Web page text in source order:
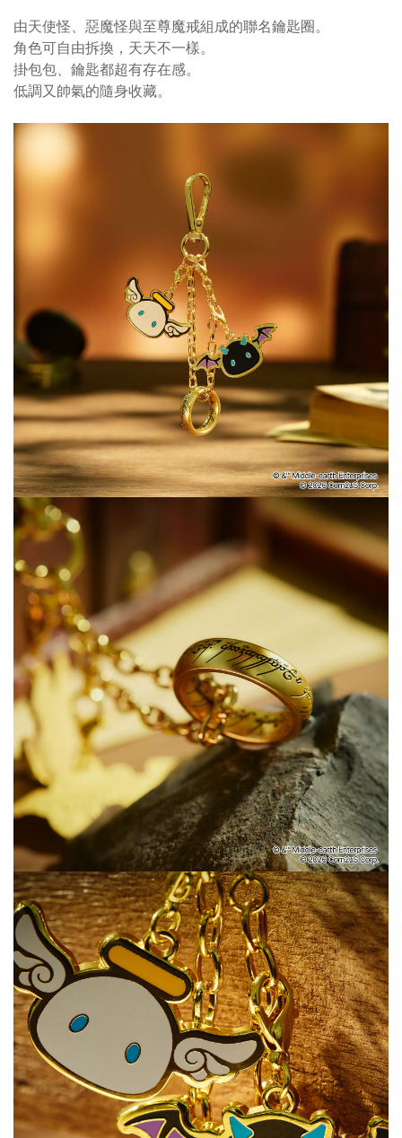
由天使怪、惡魔怪與至尊魔戒組成的聯名鑰匙圈。
角色可自由拆換，天天不一樣。
掛包包、鑰匙都超有存在感。
低調又帥氣的隨身收藏。